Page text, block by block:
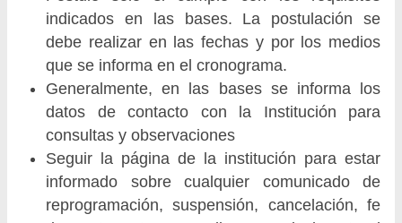
indicados en las bases. La postulación se
debe realizar en las fechas y por los medios
que se informa en el cronograma.
Generalmente, en las bases se informa los
datos de contacto con la Institución para
consultas y observaciones
Seguir la página de la institución para estar
informado sobre cualquier comunicado de
reprogramación, suspensión, cancelación, fe